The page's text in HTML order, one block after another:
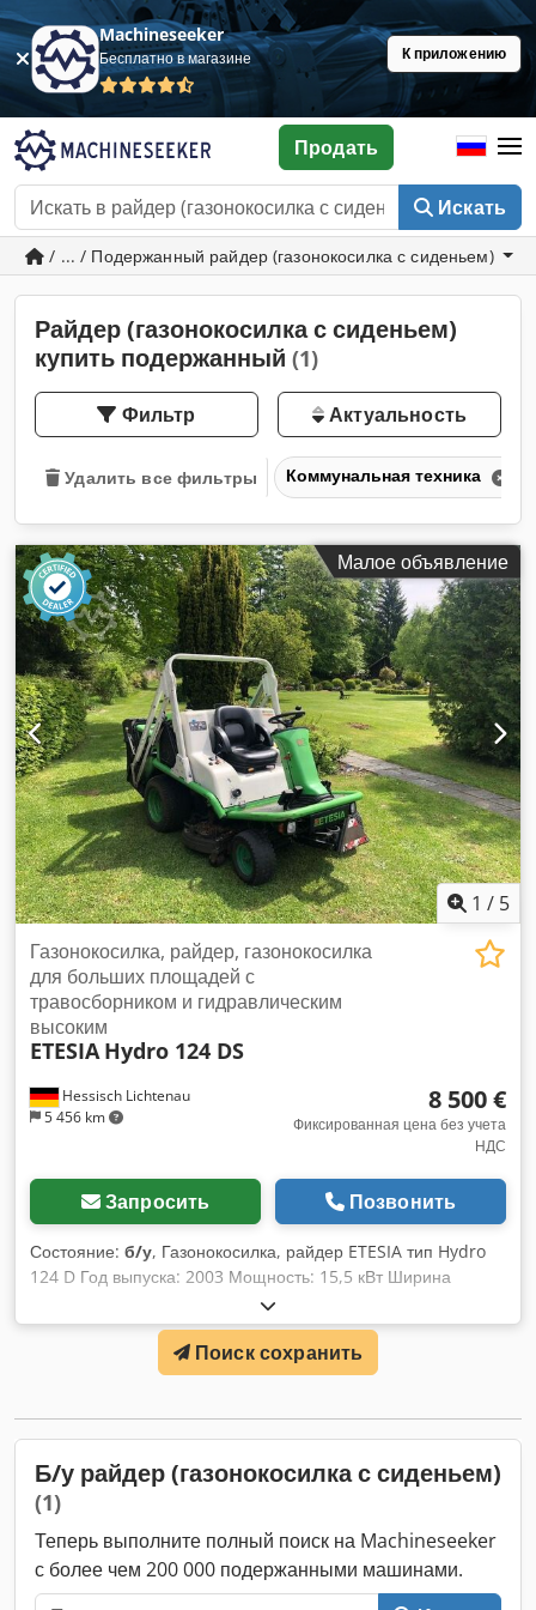
Machineseeker
Бесплатно в магазине К приложению
Искать
Продать
/ ... / Подержанный райдер (газонокосилка с сиденьем)
Райдер (газонокосилка с сиденьем)
купить подержанный (1)
Фильтр Актуальность
Удалить все фильтры Коммунальная техника
Малое объявление
1 / 5
Hessisch Lichtenau
5 456 km
Газонокосилка, райдер, газонокосилка
для больших площадей с
травосборником и гидравлическим
высоким
ETESIA Hydro 124 DS
8 500 €
Фиксированная цена без учета
НДС
Запросить Позвонить
Состояние: б/у, Газонокосилка, райдер ETESIA тип Hydro
124 D Год выпуска: 2003 Мощность: 15,5 кВт Ширина
скашивания: 1240 мм Травосборник: 600 литров (более 100
кг травы) Радиус разворота: 1250 мм Максимальная
транспортная и рабочая скорость: 16 км/ч 3-цилиндровый
дизельный двигатель Lombardini FOCS 903 Рабочий
Водяное охлаждение - Два противоположно вращающихся
мощного воздушного потока трава поднимается перед
срезом - Центральный задний выброс - Гидравлическая
выгрузка на высоту, управляемая с водительского сиденья
кнопочным переключателем - Электро-моторная
регулировка высоты среза от 44 до 140 мм -
Гидростатический привод с задним приводом посредством
Поиск сохранить
Б/у райдер (газонокосилка с сиденьем)
(1)
Теперь выполните полный поиск на Machineseeker
с более чем 200 000 подержанными машинами.